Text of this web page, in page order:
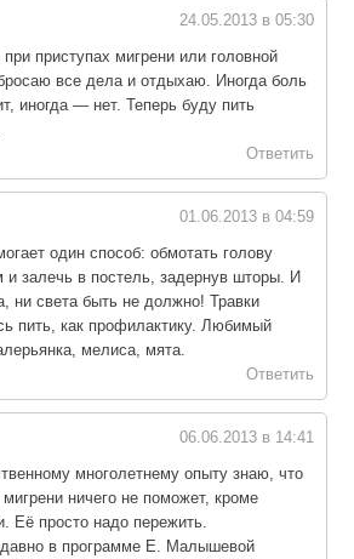
24.05.2013 в 05:30
приступах мигрени или головной
все дела и отдыхаю. Иногда боль
иногда — нет. Теперь буду пить
Ответить
01.06.2013 в 04:59
один способ: обмотать голову
и залечь в постель, задернув шторы. И
ни света быть не должно! Травки
пить, как профилактику. Любимый
мелиса, мята.
Ответить
06.06.2013 в 14:41
многолетнему опыту знаю, что
ничего не поможет, кроме
Её просто надо пережить.
в программе Е. Малышевой